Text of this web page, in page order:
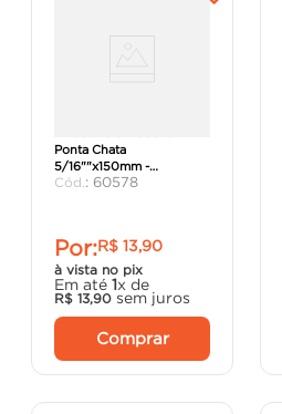
Ponta Chata
5/16""x150mm -
Tramontina."
: 60578
Por:R$ 13,90
à vista no pix
Em até 1x de
R$ 13,90 sem juros
Comprar